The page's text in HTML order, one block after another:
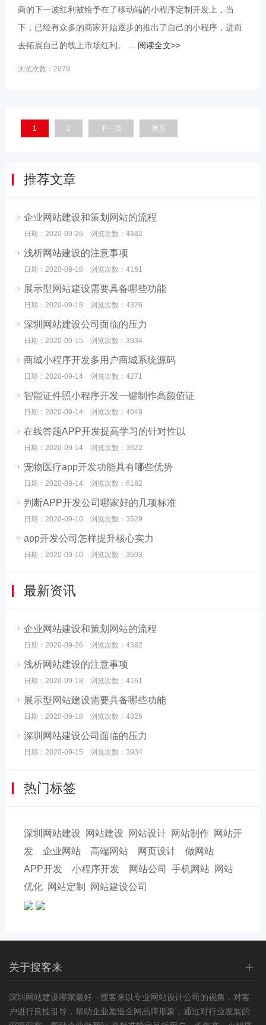
商的下一波红利被给予在了移动端的小程序定制开发上，当
下，已经有众多的商家开始逐步的推出了自己的小程序，进而
去拓展自己的线上市场红利。 ... 阅读全文>>
浏览次数：2679
1 2 下一页 尾页
推荐文章
企业网站建设和策划网站的流程
日期：2020-09-26 浏览次数：4382
浅析网站建设的注意事项
日期：2020-09-18 浏览次数：4161
展示型网站建设需要具备哪些功能
日期：2020-09-18 浏览次数：4326
深圳网站建设公司面临的压力
日期：2020-09-15 浏览次数：3934
商城小程序开发多用户商城系统源码
日期：2020-09-14 浏览次数：4271
智能证件照小程序开发一键制作高颜值证
日期：2020-09-14 浏览次数：4049
在线答题APP开发提高学习的针对性以
日期：2020-09-14 浏览次数：3622
宠物医疗app开发功能具有哪些优势
日期：2020-09-14 浏览次数：6182
判断APP开发公司哪家好的几项标准
日期：2020-09-10 浏览次数：3529
app开发公司怎样提升核心实力
日期：2020-09-10 浏览次数：3593
最新资讯
企业网站建设和策划网站的流程
日期：2020-09-26 浏览次数：4382
浅析网站建设的注意事项
日期：2020-09-18 浏览次数：4161
展示型网站建设需要具备哪些功能
日期：2020-09-18 浏览次数：4326
深圳网站建设公司面临的压力
日期：2020-09-15 浏览次数：3934
热门标签
深圳网站建设 网站建设 网站设计 网站制作 网站开
发
企业网站 高端网站 网页设计
做网站
APP开发
小程序开发 网站公司 手机网站 网站
优化 网站定制 网站建设公司
关于搜客来 +
深圳 网站建设哪家最好—搜客来以专业网站设计公司的视角，对客
户进行良性引导，帮助企业塑造全网品牌形象，通过对行业发展的